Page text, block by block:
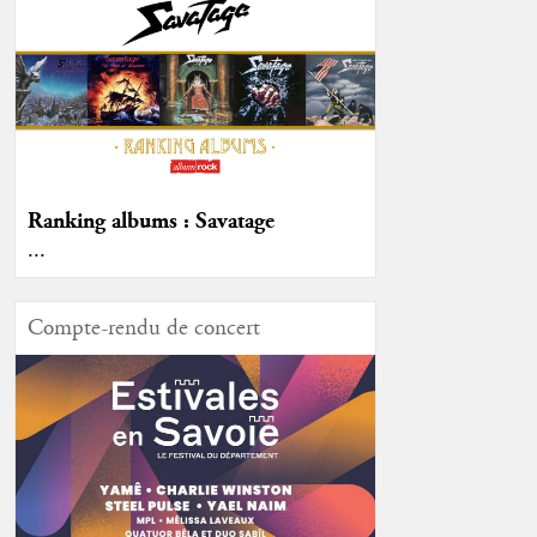
Ranking albums : Savatage
...
Compte-rendu de concert